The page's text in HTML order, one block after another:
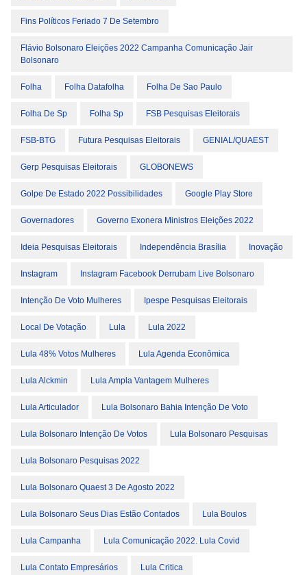
Fins Políticos Feriado 7 De Setembro
Flávio Bolsonaro Eleições 2022 Campanha Comunicação Jair
Bolsonaro
Folha Folha Datafolha Folha De Sao Paulo
Folha De Sp Folha Sp FSB Pesquisas Eleitorais
FSB-BTG Futura Pesquisas Eleitorais GENIAL/QUAEST
Gerp Pesquisas Eleitorais GLOBONEWS
Golpe De Estado 2022 Possibilidades Google Play Store
Governadores Governo Exonera Ministros Eleições 2022
Ideia Pesquisas Eleitorais Independência Brasília Inovação
Instagram Instagram Facebook Derrubam Live Bolsonaro
Intenção De Voto Mulheres Ipespe Pesquisas Eleitorais
Local De Votação Lula Lula 2022
Lula 48% Votos Mulheres Lula Agenda Econômica
Lula Alckmin Lula Ampla Vantagem Mulheres
Lula Articulador Lula Bolsonaro Bahia Intenção De Voto
Lula Bolsonaro Intenção De Votos Lula Bolsonaro Pesquisas
Lula Bolsonaro Pesquisas 2022
Lula Bolsonaro Quaest 3 De Agosto 2022
Lula Bolsonaro Seus Dias Estão Contados Lula Boulos
Lula Campanha Lula Comunicação 2022. Lula Covid
Lula Contato Empresários Lula Critica